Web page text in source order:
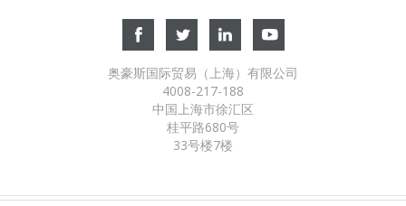
奥豪斯国际贸易（上海）有限公司
4008-217-188
中国上海市徐汇区
桂平路680号
33号楼7楼